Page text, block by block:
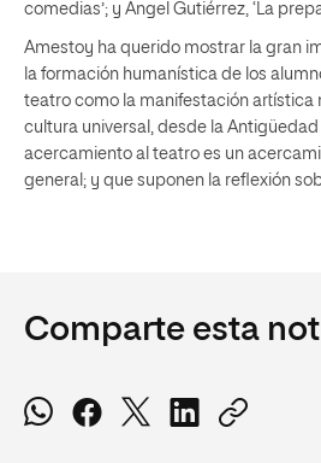
comedias’; y Ángel Gutiérrez, ‘La
Amestoy ha querido mostrar la gran
la formación humanística de los
teatro como la manifestación artística
cultura universal, desde la Antigüedad
acercamiento al teatro es un
general; y que suponen la reflexión
Comparte esta